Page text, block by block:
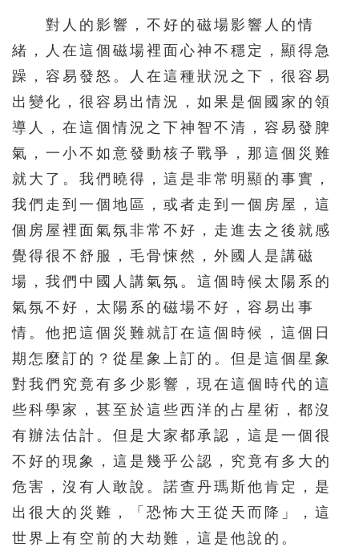
對人的影響，不好的磁場影響人的情
緒，人在這個磁場裡面心神不穩定，顯得急
躁，容易發怒。人在這種狀況之下，很容易
出變化，很容易出情況，如果是個國家的領
導人，在這個情況之下神智不清，容易發脾
氣，一小不如意發動核子戰爭，那這個災難
就大了。我們曉得，這是非常明顯的事實，
我們走到一個地區，或者走到一個房屋，這
個房屋裡面氣氛非常不好，走進去之後就感
覺得很不舒服，毛骨悚然，外國人是講磁
場，我們中國人講氣氛。這個時候太陽系的
氣氛不好，太陽系的磁場不好，容易出事
情。他把這個災難就訂在這個時候，這個日
期怎麼訂的？從星象上訂的。但是這個星象
對我們究竟有多少影響，現在這個時代的這
些科學家，甚至於這些西洋的占星術，都沒
有辦法估計。但是大家都承認，這是一個很
不好的現象，這是幾乎公認，究竟有多大的
危害，沒有人敢說。諾查丹瑪斯他肯定，是
出很大的災難，「恐怖大王從天而降」，這
世界上有空前的大劫難，這是他說的。